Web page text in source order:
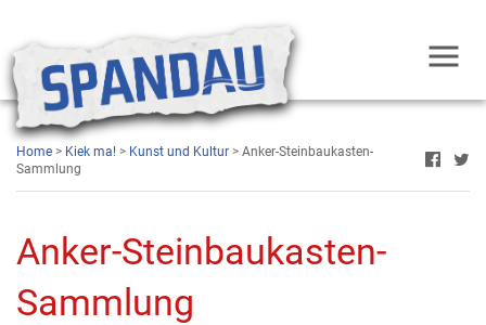
Home > Kiek ma! > Kunst und Kultur > Anker-Steinbaukasten-
Sammlung
Anker-Steinbaukasten-
Sammlung